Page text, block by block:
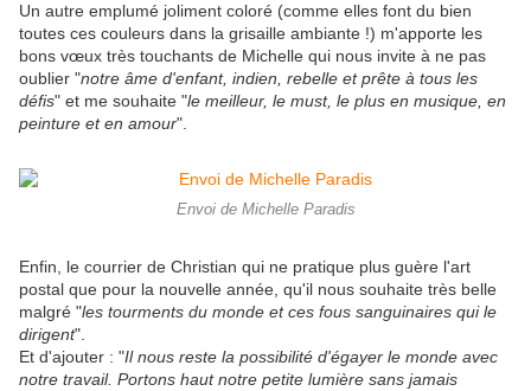
Un autre emplumé joliment coloré (comme elles font du bien
toutes ces couleurs dans la grisaille ambiante !) m'apporte les
bons vœux très touchants de Michelle qui nous invite à ne pas
oublier "notre âme d'enfant, indien, rebelle et prête à tous les
défis" et me souhaite "le meilleur, le must, le plus en musique, en
peinture et en amour".
Envoi de Michelle Paradis
Enfin, le courrier de Christian qui ne pratique plus guère l'art
postal que pour la nouvelle année, qu'il nous souhaite très belle
malgré "les tourments du monde et ces fous sanguinaires qui le
dirigent".
Et d'ajouter : "Il nous reste la possibilité d'égayer le monde avec
notre travail. Portons haut notre petite lumière sans jamais